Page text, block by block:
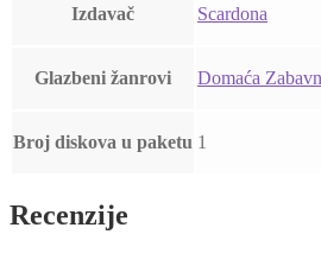
Izdavač Scardona
Glazbeni žanrovi Domaća
Broj diskova u paketu 1
Recenzije